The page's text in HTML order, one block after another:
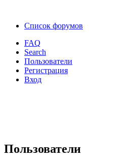
Список форумов
FAQ
Search
Пользователи
Регистрация
Вход
Пользователи